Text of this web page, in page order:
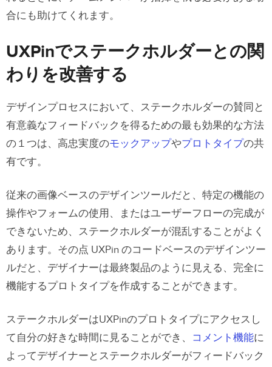
合にも助けてくれます。
UXPinでステークホルダーとの関
わりを改善する
デザインプロセスにおいて、ステークホルダーの賛同と
有意義なフィードバックを得るための最も効果的な方法
の１つは、高忠実度のモックアップやプロトタイプの共
有です。
従来の画像ベースのデザインツールだと、特定の機能の
操作やフォームの使用、またはユーザーフローの完成が
できないため、ステークホルダーが混乱することがよく
あります。その点 UXPin のコードベースのデザインツー
ルだと、デザイナーは最終製品のように見える、完全に
機能するプロトタイプを作成することができます。
ステークホルダーはUXPinのプロトタイプにアクセスし
て自分の好きな時間に見ることができ、 コメント機能に
よってデザイナーとステークホルダーがフィードバック